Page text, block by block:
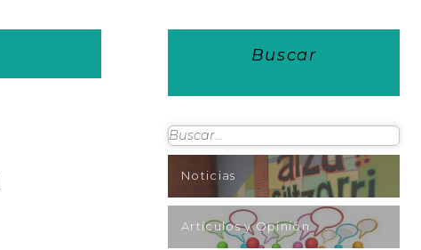
Buscar
Noticias
Artículos y Opinión